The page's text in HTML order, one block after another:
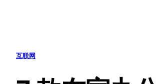
互联网